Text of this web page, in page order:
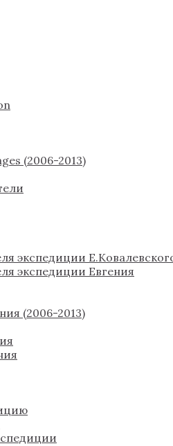
(2006-2013)
экспедиции
экспедиции Евгения
(2006-2013)